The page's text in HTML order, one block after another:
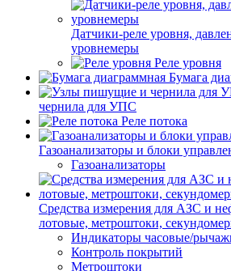
Датчики-реле уровня,
уровнемеры
Реле уровня
Бумага
чернила для УПС
Реле потока
Газоанализаторы и блоки
Газоанализаторы
Средства измерения для АЗС и
лотовые, метроштоки,
Индикаторы часовые/
Контроль покрытий
Метроштоки